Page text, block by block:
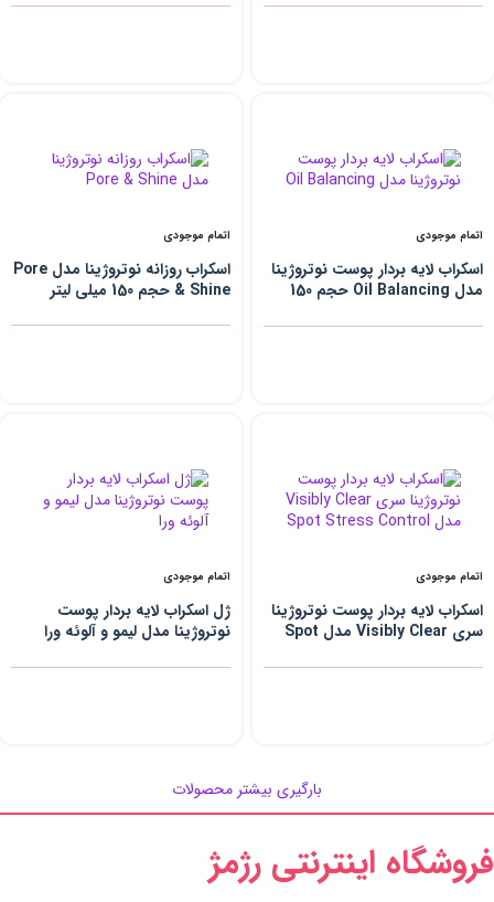
اتمام موجودی
اسکراب لایه بردار پوست نوتروژینا
مدل Oil Balancing حجم 150
اتمام موجودی
اسکراب روزانه نوتروژینا مدل Pore
& Shine حجم 150 میلی لیتر
اتمام موجودی
اسکراب لایه بردار پوست نوتروژینا
سری Visibly Clear مدل Spot
لیتر
اتمام موجودی
ژل اسکراب لایه بردار پوست
نوتروژینا مدل لیمو و آلوئه ورا
بارگیری بیشتر محصولات
فروشگاه اینترنتی رژمژ​